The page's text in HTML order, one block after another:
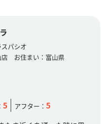
パシオ
店 お住まい： 富山県
5 アフター： 5